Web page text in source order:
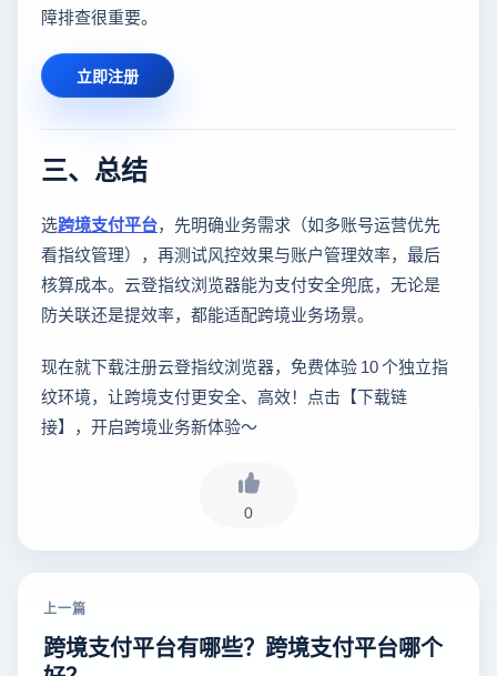
障排查很重要。
立即注册
三、总结
选跨境支付平台，先明确业务需求（如多账号运营优先
看指纹管理），再测试风控效果与账户管理效率，最后
核算成本。云登指纹浏览器能为支付安全兜底，无论是
防关联还是提效率，都能适配跨境业务场景。
现在就下载注册云登指纹浏览器，免费体验 10 个独立指
纹环境，让跨境支付更安全、高效！点击【下载链
接】，开启跨境业务新体验～
0
上一篇
跨境支付平台有哪些？跨境支付平台哪个